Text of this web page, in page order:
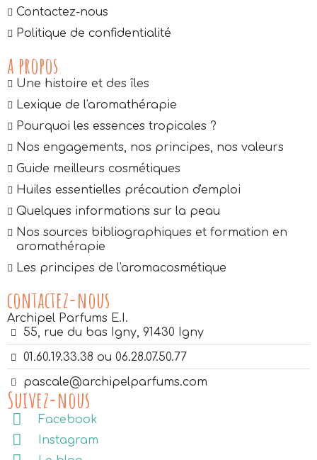
Contactez-nous
Politique de confidentialité
a propos
Une histoire et des îles
Lexique de l'aromathérapie
Pourquoi les essences tropicales ?
Nos engagements, nos principes, nos valeurs
Guide meilleurs cosmétiques
Huiles essentielles précaution d'emploi
Quelques informations sur la peau
Nos sources bibliographiques et formation en
aromathérapie
Les principes de l'aromacosmétique
contactez-nous
Archipel Parfums E.I.
55, rue du bas Igny, 91430 Igny
01.60.19.33.38 ou 06.28.07.50.77
pascale@archipelparfums.com
Suivez-nous
Facebook
Instagram